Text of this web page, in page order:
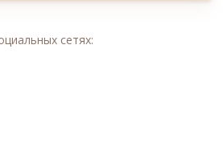
сетях: